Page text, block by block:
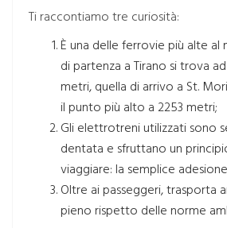
Ti raccontiamo tre curiosità:
È una delle ferrovie più alte al
di partenza a Tirano si trova
metri, quella di arrivo a St.
il punto più alto a 2253 metri;
Gli elettrotreni utilizzati sono
dentata e sfruttano un
viaggiare: la semplice
Oltre ai passeggeri, trasporta
pieno rispetto delle norme